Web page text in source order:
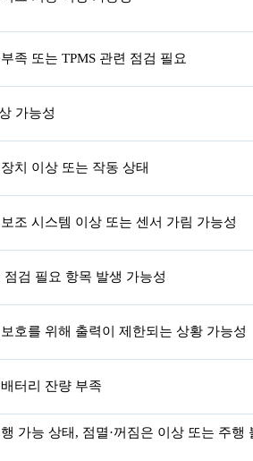
족 또는 TPMS 관련 점검 필요
가능성
치 이상 또는 작동 상태
조 시스템 이상 또는 센서 가림 가능성
점검 필요 항목 발생 가능성
호를 위해 출력이 제한되는 상황 가능성
터리 잔량 부족
가능 상태, 점멸·꺼짐은 이상 또는 주행